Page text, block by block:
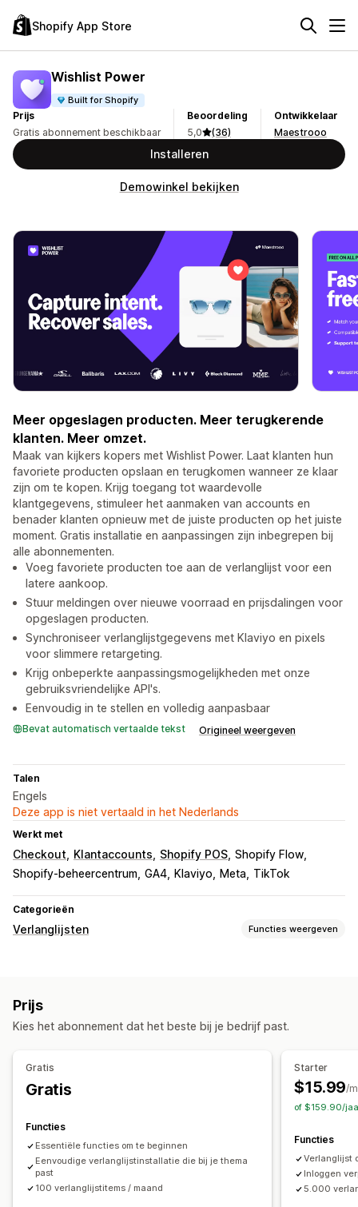
Shopify App Store
Wishlist Power
Built for Shopify
Prijs
Gratis abonnement beschikbaar
Beoordeling
5,0
(36)
Ontwikkelaar
Maestrooo
Installeren
Demowinkel bekijken
Meer opgeslagen producten. Meer terugkerende
klanten. Meer omzet.
Maak van kijkers kopers met Wishlist Power. Laat klanten hun
favoriete producten opslaan en terugkomen wanneer ze klaar
zijn om te kopen. Krijg toegang tot waardevolle
klantgegevens, stimuleer het aanmaken van accounts en
benader klanten opnieuw met de juiste producten op het juiste
moment. Gratis installatie en aanpassingen zijn inbegrepen bij
alle abonnementen.
Voeg favoriete producten toe aan de verlanglijst voor een
latere aankoop.
Stuur meldingen over nieuwe voorraad en prijsdalingen voor
opgeslagen producten.
Synchroniseer verlanglijstgegevens met Klaviyo en pixels
voor slimmere retargeting.
Krijg onbeperkte aanpassingsmogelijkheden met onze
gebruiksvriendelijke API's.
Eenvoudig in te stellen en volledig aanpasbaar
Bevat automatisch vertaalde tekst Origineel weergeven
Talen
Engels
Deze app is niet vertaald in het Nederlands
Werkt met
Checkout Klantaccounts Shopify POS Shopify Flow
Shopify-beheercentrum GA4 Klaviyo Meta TikTok
Categorieën
Verlanglijsten Functies weergeven
Verlanglijst gasten
Aangepaste branding
Aangepaste pictogrammen
Meerdere talen
Prijsmeldingen
Prijs
Kies het abonnement dat het beste bij je bedrijf past.
Gratis
Gratis
Functies
Essentiële functies om te beginnen
Eenvoudige verlanglijstinstallatie die bij je thema
past
100 verlanglijstitems / maand
Starter
$15.99/
of $159.90/
Functies
Verlanglijst
Inloggen
5.000